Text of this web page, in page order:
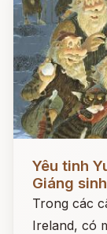
Yêu tinh
Giáng sinh
Trong các
Ireland, có